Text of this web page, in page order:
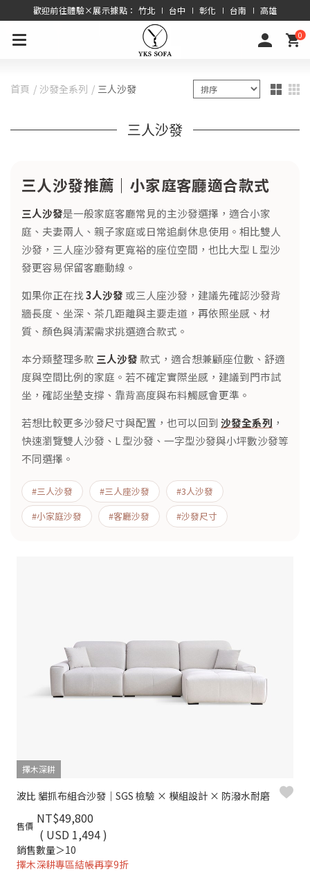
歡迎前往體驗×展示據點： 竹北 ∣ 台中 ∣ 彰化 ∣ 台南 ∣ 高雄
0
首頁 沙發全系列 三人沙發
三人沙發
三人沙發推薦｜小家庭客廳適合款式
三人沙發是一般家庭客廳常見的主沙發選擇，適合小家
庭、夫妻兩人、親子家庭或日常追劇休息使用。相比雙人
沙發，三人座沙發有更寬裕的座位空間，也比大型 L 型沙
發更容易保留客廳動線。
如果你正在找3人沙發或三人座沙發，建議先確認沙發背
牆長度、坐深、茶几距離與主要走道，再依照坐感、材
質、顏色與清潔需求挑選適合款式。
本分類整理多款 三人沙發款式，適合想兼顧座位數、舒適
度與空間比例的家庭。若不確定實際坐感，建議到門市試
坐，確認坐墊支撐、靠背高度與布料觸感會更準。
若想比較更多沙發尺寸與配置，也可以回到 沙發全系列 ，
快速瀏覽雙人沙發、L 型沙發、一字型沙發與小坪數沙發等
不同選擇。
#三人沙發 #三人座沙發
#3人沙發
#小家庭沙發
#客廳沙發 #沙發尺寸
擇木深耕
波比 貓抓布組合沙發｜SGS 檢驗 × 模組設計 × 防潑水耐磨
售價 NT$49,800
( USD 1,494 )
銷售數量＞10
擇木深耕專區結帳再享9折